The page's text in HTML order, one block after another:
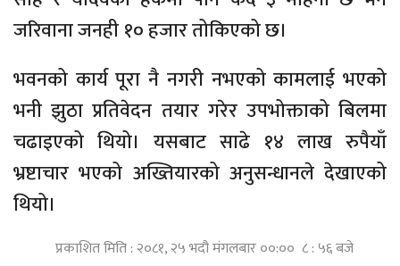
जरिवाना जनही १० हजार तोकिएको छ।
भवनको कार्य पूरा नै नगरी नभएको कामलाई भएको
भनी झुठा प्रतिवेदन तयार गरेर उपभोक्ताको बिलमा
चढाइएको थियो। यसबाट साढे १४ लाख रुपैयाँ
भ्रष्टाचार भएको अख्तियारको अनुसन्धानले देखाएको
थियो।
प्रकाशित मिति : २०८१, २५ भदौ मंगलबार ००:०० ८ : ५६ बजे